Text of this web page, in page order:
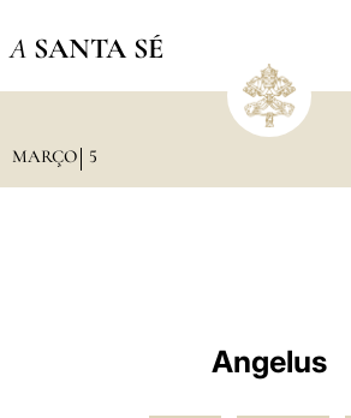
A SANTA SÉ
MARÇO 5
Angelus